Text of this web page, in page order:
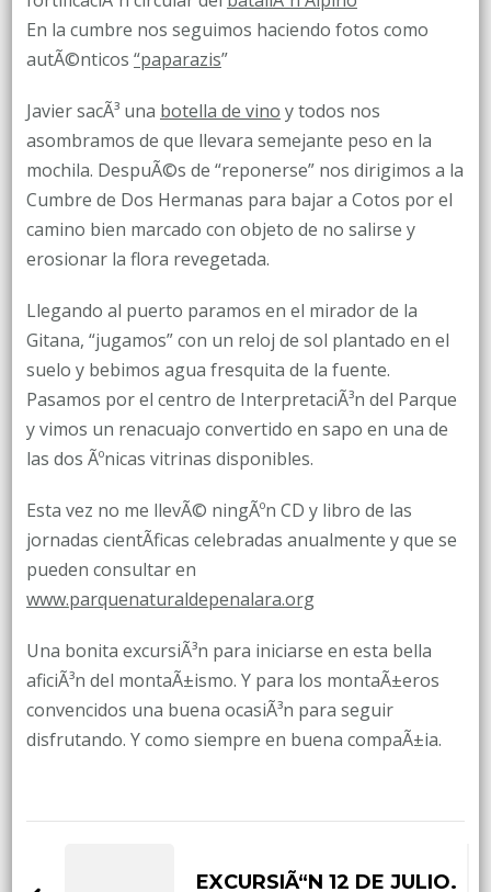
En la cumbre nos seguimos haciendo fotos como
autÃ©nticos “paparazis”
Javier sacÃ³ una botella de vino y todos nos
asombramos de que llevara semejante peso en la
mochila. DespuÃ©s de “reponerse” nos dirigimos a la
Cumbre de Dos Hermanas para bajar a Cotos por el
camino bien marcado con objeto de no salirse y
erosionar la flora revegetada.
Llegando al puerto paramos en el mirador de la
Gitana, “jugamos” con un reloj de sol plantado en el
suelo y bebimos agua fresquita de la fuente.
Pasamos por el centro de InterpretaciÃ³n del Parque
y vimos un renacuajo convertido en sapo en una de
las dos Ãºnicas vitrinas disponibles.
Esta vez no me llevÃ© ningÃºn CD y libro de las
jornadas cientÃ­ficas celebradas anualmente y que se
pueden consultar en
www.parquenaturaldepenalara.org
Una bonita excursiÃ³n para iniciarse en esta bella
aficiÃ³n del montaÃ±ismo. Y para los montaÃ±eros
convencidos una buena ocasiÃ³n para seguir
disfrutando. Y como siempre en buena compaÃ±ia.
NavigationEXCURSIÃ“N 12 DE JULIO.